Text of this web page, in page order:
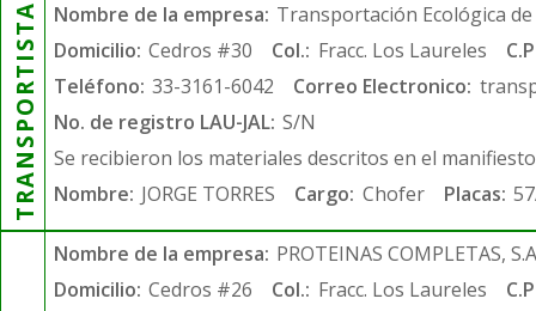
TRANSPORTISTA Nombre de la empresa: Transportación Ecológica de
Domicilio: Cedros #30 Col.: Fracc. Los Laureles
Teléfono: 33-3161-6042 Correo Electronico:
No. de registro LAU-JAL: S/N
Se recibieron los materiales descritos en el
Nombre: JORGE TORRES Cargo: Chofer Placas:
Nombre de la empresa: PROTEINAS COMPLETAS,
Domicilio: Cedros #26 Col.: Fracc. Los Laureles